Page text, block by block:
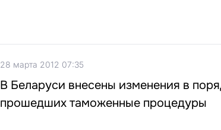
28 марта 2012 07:35
В Беларуси внесены изменения в
прошедших таможенные процедуры